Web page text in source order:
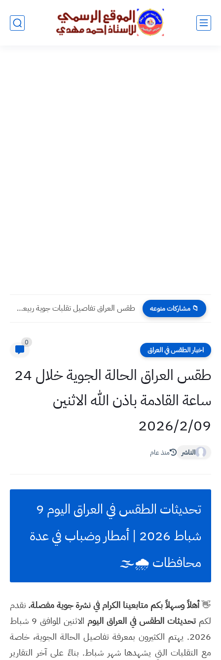
📁 مشاركات منوعه مجموعة وظائف في شركات عراقية بتاريخ اليوم الثلاثاء 14/ 3/...
اخبار الطقس في العراق
0
طقس العراق الحالة الجوية خلال 24
ساعة القادمة باذن الله الاثنين
2026/2/09
الناشر منذ عام
تحديثات الطقس في العراق اليوم 9
شباط 2026 | أمطار وضباب في عدة
محافظات 🌧️🌫️
👋أهلاً وسهلاً بكم متابعينا الكرام في نشرة جوية مفصلة. نقدم
لكم تحديثات الطقس في العراق اليوم
الاثنين الموافق 9 شباط
2026. يهتم الكثيرون بمعرفة تفاصيل الحالة الجوية، خاصة
مع التقلبات التي يشهدها شهر شباط. بناءً على آخر التقارير